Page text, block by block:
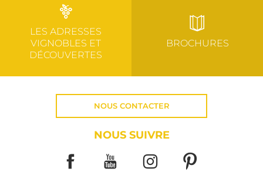
LES ADRESSES
VIGNOBLES ET
DÉCOUVERTES
BROCHURES
NOUS CONTACTER
NOUS SUIVRE